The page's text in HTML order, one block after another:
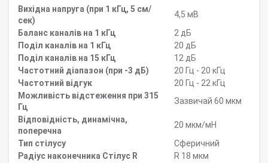
Вихідна напруга (при 1 кГц, 5 см/
сек)
4,5 мВ
Баланс каналів на 1 кГц
2 дБ
Поділ каналів на 1 кГц
20 дБ
Поділ каналів на 15 кГц
12 дБ
Частотний діапазон (при -3 дБ)
20 Гц - 20 кГц
Частотний відгук
20 Гц - 22 кГц
Можливість відстеження при 315
Гц
Зазвичай 60 мкм
Відповідність, динамічна,
поперечна
20 мкм/мН
Тип стілусу
Сферичний
Радіус наконечника Стілус R
R 18 мкм